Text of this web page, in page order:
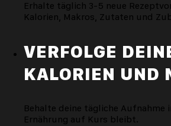
Erhalte täglich 3-5 neue
Kalorien, Makros, Zutaten und
VERFOLGE
KALORIEN UND
Behalte deine tägliche Aufnahme
Ernährung auf Kurs bleibt.